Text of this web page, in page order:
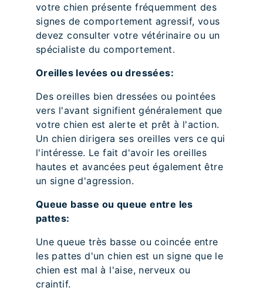
votre chien présente fréquemment des
signes de comportement agressif, vous
devez consulter votre vétérinaire ou un
spécialiste du comportement.
Oreilles levées ou dressées:
Des oreilles bien dressées ou pointées
vers l'avant signifient généralement que
votre chien est alerte et prêt à l'action.
Un chien dirigera ses oreilles vers ce qui
l'intéresse. Le fait d'avoir les oreilles
hautes et avancées peut également être
un signe d'agression.
Queue basse ou queue entre les
pattes:
Une queue très basse ou coincée entre
les pattes d'un chien est un signe que le
chien est mal à l'aise, nerveux ou
craintif.